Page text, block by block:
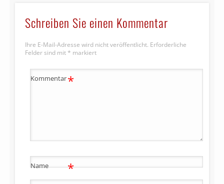
Schreiben Sie einen Kommentar
Ihre E-Mail-Adresse wird nicht veröffentlicht. Erforderliche
Felder sind mit * markiert
Kommentar*
Name
*